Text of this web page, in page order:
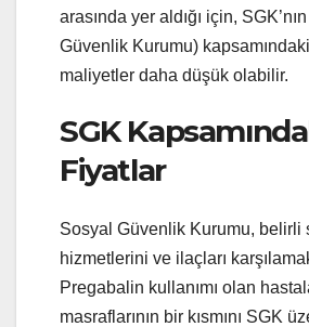
arasında yer aldığı için,
Güvenlik Kurumu)
maliyetler daha düşük olabilir.
SGK
Fiyatlar
Sosyal Güvenlik Kurumu, belirli
hizmetlerini ve ilaçları
Pregabalin kullanımı olan
masraflarının bir kısmını SGK